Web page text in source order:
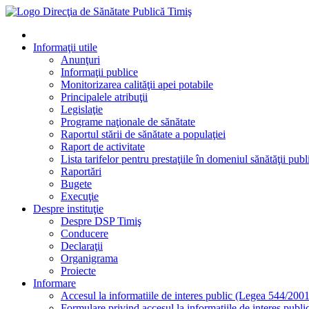
Informaţii utile
Anunţuri
Informaţii publice
Monitorizarea calităţii apei potabile
Principalele atribuţii
Legislaţie
Programe naţionale de sănătate
Raportul stării de sănătate a populaţiei
Raport de activitate
Lista tarifelor pentru prestaţiile în domeniul sănătăţii
Raportări
Bugete
Execuţie
Despre instituţie
Despre DSP Timiş
Conducere
Declaraţii
Organigrama
Proiecte
Informare
Accesul la informatiile de interes public (Legea 544/